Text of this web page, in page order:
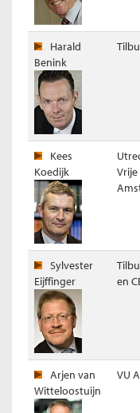
Stelling 4
De staat had sterker
de leverage ratio van
Resultaat
Resultaat
Harald
Benink
Kees
Koedijk
Sylvester
Eijffinger
en
Arjen van
Witteloostuijn
VU